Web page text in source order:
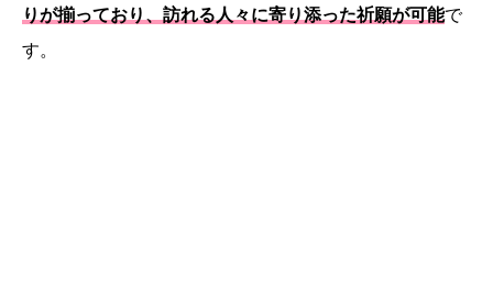
りが揃っており、訪れる人々に寄り添った祈願が可能で
す。